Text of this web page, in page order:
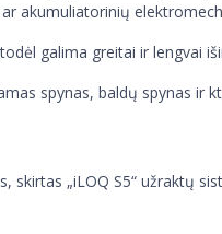
akumuliatorinių
galima greitai ir
spynas, baldų spynas
skirtas „iLOQ S5“ užraktų